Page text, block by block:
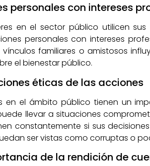
personales con intereses
en el sector público utilicen
personales con intereses
familiares o amistosos
el bienestar público.
éticas de las acciones
en el ámbito público tienen un
llevar a situaciones
constantemente si sus
ser vistas como corruptas o
de la rendición de